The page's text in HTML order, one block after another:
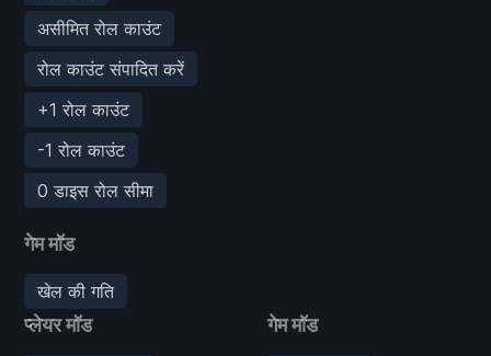
असीमित रोल काउंट
रोल काउंट संपादित करें
+1 रोल काउंट
-1 रोल काउंट
0 डाइस रोल सीमा
गेम मॉड
खेल की गति
प्लेयर मॉड गेम मॉड